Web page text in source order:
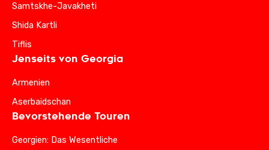
Samtskhe-Javakheti
Shida Kartli
Tiflis
Jenseits von Georgia
Armenien
Aserbaidschan
Bevorstehende Touren
Georgien: Das Wesentliche